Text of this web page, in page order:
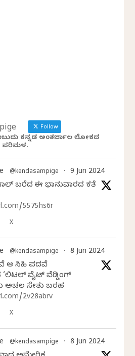
Follow
ಕನ್ನಡ ಅಂತರ್ಜಾಲ ಲೋಕದ
ಪರಿಮಳ.
@kendasampige · 9 Jun 2024
ಬರೆದ ಈ ಭಾನುವಾರದ ಕತೆ
5575hs6r
X
@kendasampige · 8 Jun 2024
ಆ ಸಿಹಿ ಪದವೆ
ವೈಟ್ ವೆಡ್ಡಿಂಗ್
ಅಚಲ ಸೇತು ಬರಹ
2v28abrv
X
@kendasampige · 8 Jun 2024